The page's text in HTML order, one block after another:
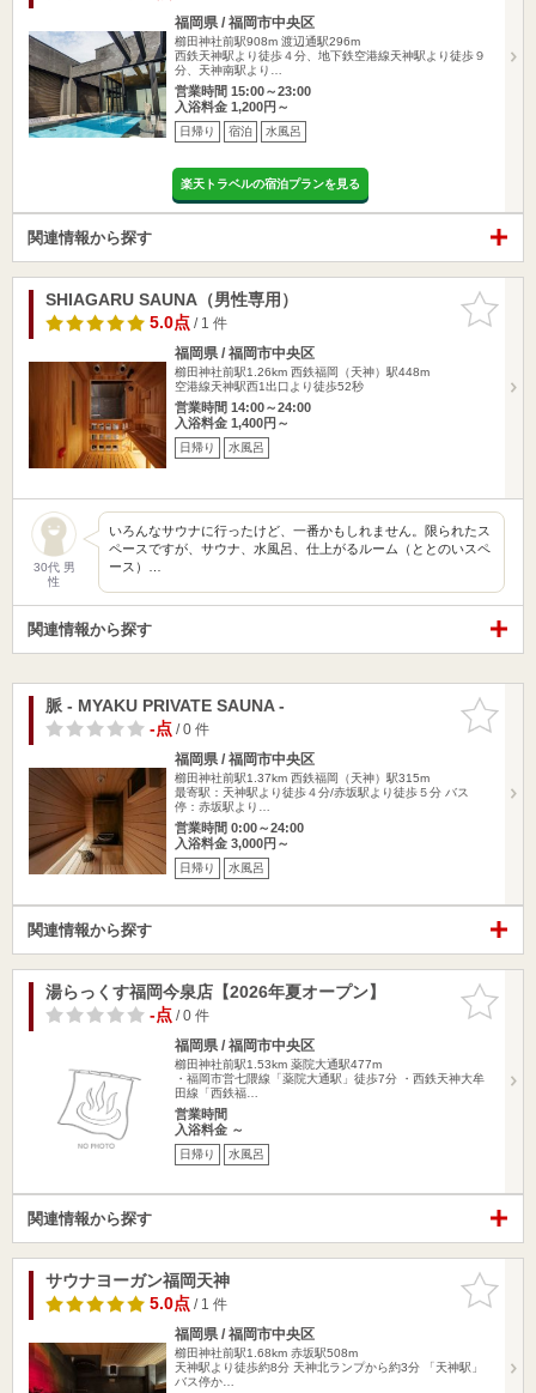
福岡県 / 福岡市中央区
櫛田神社前駅908m 渡辺通駅296m
西鉄天神駅より徒歩４分、地下鉄空港線天神駅より徒歩９
分、天神南駅より…
営業時間 15:00～23:00
入浴料金 1,200円～
日帰り 宿泊 水風呂
楽天トラベルの宿泊プランを見る
関連情報から探す
お気に入
りに追加
SHIAGARU SAUNA（男性専用）
5.0点/ 1 件
福岡県 / 福岡市中央区
櫛田神社前駅1.26km 西鉄福岡（天神）駅448m
空港線天神駅西1出口より徒歩52秒
営業時間 14:00～24:00
入浴料金 1,400円～
日帰り 水風呂
30代 男
性
いろんなサウナに行ったけど、一番かもしれません。限られたス
ペースですが、サウナ、水風呂、仕上がるルーム（ととのいスペ
ース）…
関連情報から探す
お気に入
りに追加
脈 - MYAKU PRIVATE SAUNA -
-点/ 0 件
福岡県 / 福岡市中央区
櫛田神社前駅1.37km 西鉄福岡（天神）駅315m
最寄駅：天神駅より徒歩４分/赤坂駅より徒歩５分 バス
停：赤坂駅より…
営業時間 0:00～24:00
入浴料金 3,000円～
日帰り 水風呂
関連情報から探す
お気に入
りに追加
湯らっくす福岡今泉店【2026年夏オープン】
-点/ 0 件
福岡県 / 福岡市中央区
櫛田神社前駅1.53km 薬院大通駅477m
・福岡市営七隈線「薬院大通駅」徒歩7分 ・西鉄天神大牟
田線「西鉄福…
営業時間
入浴料金 ～
日帰り 水風呂
関連情報から探す
お気に入
りに追加
サウナヨーガン福岡天神
5.0点/ 1 件
福岡県 / 福岡市中央区
櫛田神社前駅1.68km 赤坂駅508m
天神駅より徒歩約8分 天神北ランプから約3分 「天神駅」
バス停か…